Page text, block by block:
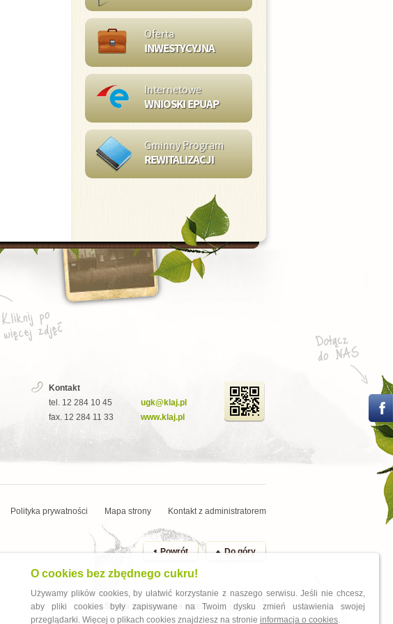
O cookies bez zbędnego cukru!
Używamy plików cookies, by ułatwić korzystanie z naszego serwisu. Jeśli nie chcesz,
aby pliki cookies były zapisywane na Twoim dysku zmień ustawienia swojej
przeglądarki. Więcej o plikach cookies znajdziesz na stronie informacja o cookies.
Oferta
INWESTYCYJNA
Internetowe
WNIOSKI EPUAP
Gminny Program
REWITALIZACJI
Kontakt
tel. 12 284 10 45
fax. 12 284 11 33
ugk@klaj.pl
www.klaj.pl
Polityka prywatności Mapa strony Kontakt z administratorem
Do góry
Powrót
Strona zrealizowana przez